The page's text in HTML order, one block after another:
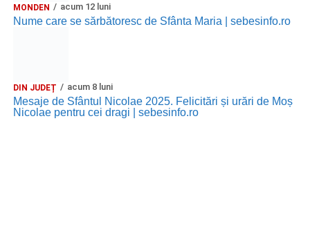
MONDEN acum 12 luni
Nume care se sărbătoresc de Sfânta Maria | sebesinfo.ro
DIN JUDEȚ acum 8 luni
Mesaje de Sfântul Nicolae 2025. Felicitări și urări de Moș
Nicolae pentru cei dragi | sebesinfo.ro